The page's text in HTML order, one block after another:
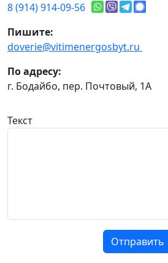
8 (914) 914-09-56
Пишите:
doverie@vitimenergosbyt.ru
По адресу:
г. Бодайбо, пер. Почтовый, 1А
Текст
Отправить